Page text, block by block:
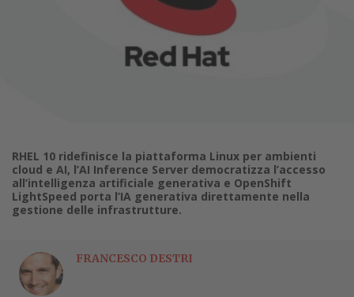
RHEL 10 ridefinisce la piattaforma Linux per ambienti
cloud e AI, l’AI Inference Server democratizza l’accesso
all’intelligenza artificiale generativa e OpenShift
LightSpeed porta l’IA generativa direttamente nella
gestione delle infrastrutture.
FRANCESCO DESTRI